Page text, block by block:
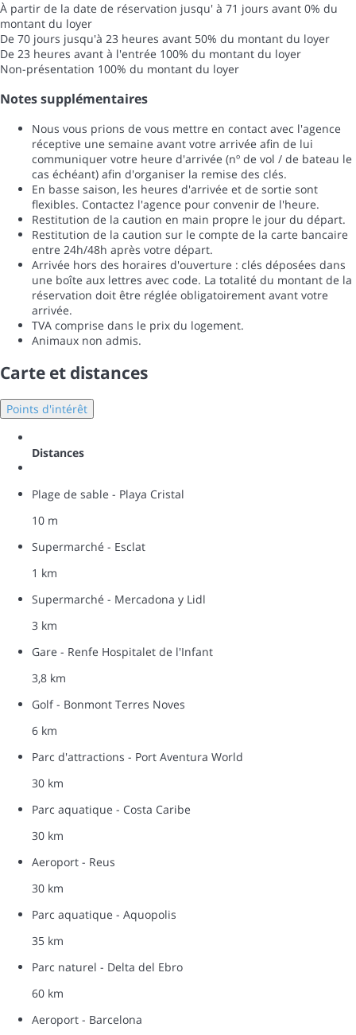
À partir de la date de réservation jusqu' à 71 jours avant 0% du
montant du loyer
De 70 jours jusqu'à 23 heures avant 50% du montant du loyer
De 23 heures avant à l'entrée 100% du montant du loyer
Non-présentation 100% du montant du loyer
Notes supplémentaires
Nous vous prions de vous mettre en contact avec l'agence
réceptive une semaine avant votre arrivée afin de lui
communiquer votre heure d'arrivée (nº de vol / de bateau le
cas échéant) afin d'organiser la remise des clés.
En basse saison, les heures d'arrivée et de sortie sont
flexibles. Contactez l'agence pour convenir de l'heure.
Restitution de la caution en main propre le jour du départ.
Restitution de la caution sur le compte de la carte bancaire
entre 24h/48h après votre départ.
Arrivée hors des horaires d'ouverture : clés déposées dans
une boîte aux lettres avec code. La totalité du montant de la
réservation doit être réglée obligatoirement avant votre
arrivée.
TVA comprise dans le prix du logement.
Animaux non admis.
Carte et distances
Points d'intérêt
Distances
Plage de sable - Playa Cristal
10 m
Supermarché - Esclat
1 km
Supermarché - Mercadona y Lidl
3 km
Gare - Renfe Hospitalet de l'Infant
3,8 km
Golf - Bonmont Terres Noves
6 km
Parc d'attractions - Port Aventura World
30 km
Parc aquatique - Costa Caribe
30 km
Aeroport - Reus
30 km
Parc aquatique - Aquopolis
35 km
Parc naturel - Delta del Ebro
60 km
Aeroport - Barcelona